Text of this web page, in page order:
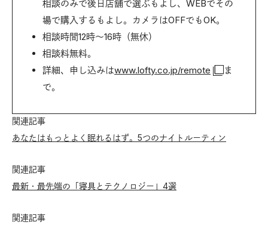
相談のみで後日店舗で選ぶもよし、WEBでその
場で購入するもよし。カメラはOFFでもOK。
相談時間12時～16時（無休）
相談料無料。
詳細、申し込みはwww.lofty.co.jp/remote
ま
で。
関連記事
あなたはもっとよく眠れるはず。5つのナイトルーティン
関連記事
最新・最先端の「寝具とテクノロジー」4選
関連記事